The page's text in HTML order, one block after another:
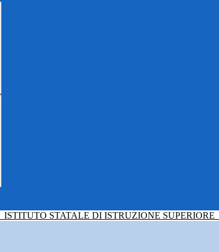
ISTITUTO STATALE DI ISTRUZIONE SUPERIORE